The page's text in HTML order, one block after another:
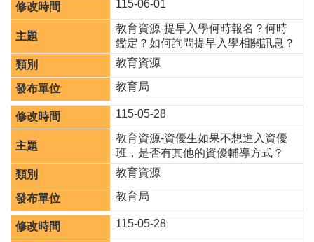
區
機
關
通
訊
錄
政
資
訊
公
開
育
兒
115-06-01
教育資源-提早入學何時報名？何時
鑑定？如何詢問提早入學相關訊息？
教育資源
教育局
115-05-28
教育資源-資優生如果不想進入資優
班，是否有其他的資優輔導方式？
教育資源
教育局
115-05-28